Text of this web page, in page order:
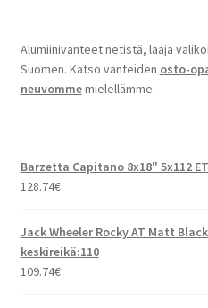
Alumiinivanteet netistä, laaja
Suomen. Katso vanteiden osto-
neuvommemielellämme.
Barzetta Capitano 8x18" 5x112
128.74€
Jack Wheeler Rocky AT Matt
keskireikä:110
109.74€